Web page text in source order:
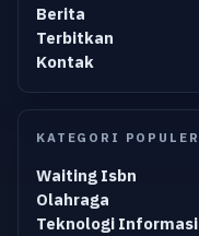
Berita
Terbitkan
Kontak
KATEGORI POPULER
Waiting Isbn
Olahraga
Teknologi Informasi